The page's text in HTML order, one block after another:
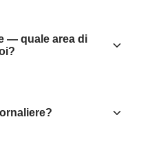
— quale area di